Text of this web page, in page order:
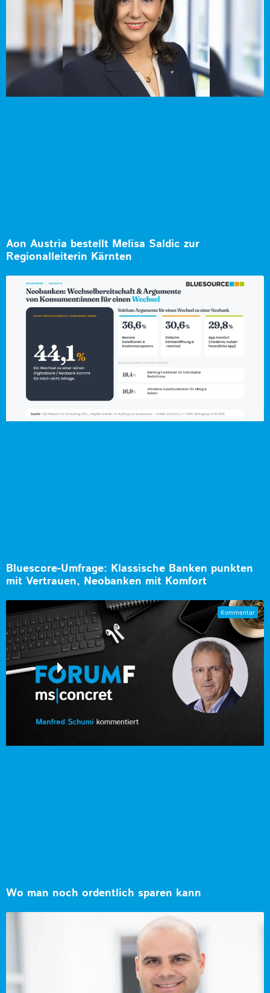
Aon Austria bestellt Melisa Saldic zur
Regionalleiterin Kärnten
Bluescore-Umfrage: Klassische Banken punkten
mit Vertrauen, Neobanken mit Komfort
Wo man noch ordentlich sparen kann